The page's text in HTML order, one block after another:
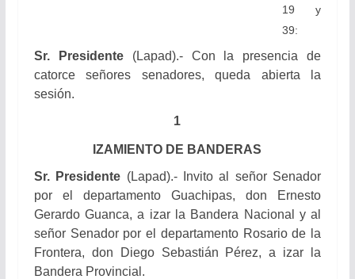
19 y
39:
Sr. Presidente(Lapad).- Con la presencia de
catorce señores senadores, queda abierta la
sesión.
1
IZAMIENTO DE BANDERAS
Sr. Presidente (Lapad).- Invito al señor Senador
por el departamento Guachipas, don Ernesto
Gerardo Guanca, a izar la Bandera Nacional y al
señor Senador por el departamento Rosario de la
Frontera, don Diego Sebastián Pérez, a izar la
Bandera Provincial.